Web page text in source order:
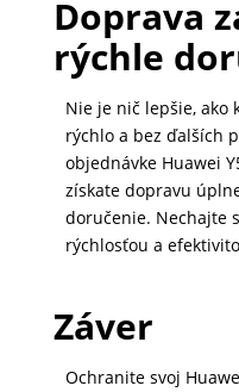
Doprava
rýchle
Nie je nič lepšie, ako
rýchlo a bez ďalších
objednávke Huawei
získate dopravu
doručenie. Nechajte
rýchlosťou a
Záver
Ochranite svoj